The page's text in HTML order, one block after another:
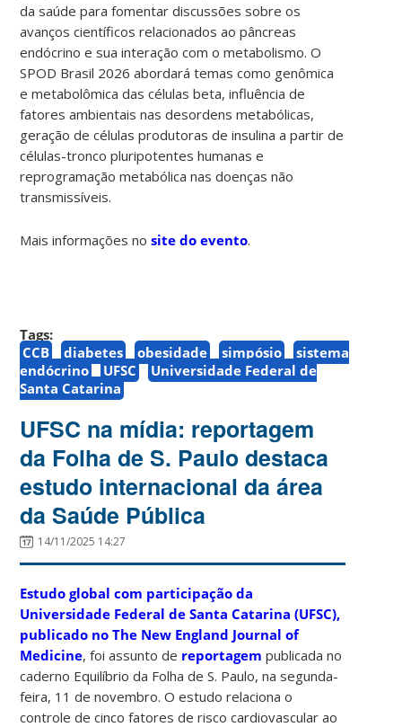
da saúde para fomentar discussões sobre os
avanços científicos relacionados ao pâncreas
endócrino e sua interação com o metabolismo. O
SPOD Brasil 2026 abordará temas como genômica
e metabolômica das células beta, influência de
fatores ambientais nas desordens metabólicas,
geração de células produtoras de insulina a partir de
células-tronco pluripotentes humanas e
reprogramação metabólica nas doenças não
transmissíveis.
Mais informações nosite do evento.
Tags:
CCB
diabetes obesidade simpósio
sistema
endócrino
UFSC
Universidade Federal de
Santa Catarina
UFSC na mídia: reportagem
da Folha de S. Paulo destaca
estudo internacional da área
da Saúde Pública
14/11/2025 14:27
Estudo global com participação da
Universidade Federal de Santa Catarina (UFSC),
publicado no The New England Journal of
Medicine, foi assunto de reportagem publicada no
caderno Equilíbrio da Folha de S. Paulo, na segunda-
feira, 11 de novembro. O estudo relaciona o
controle de cinco fatores de risco cardiovascular ao